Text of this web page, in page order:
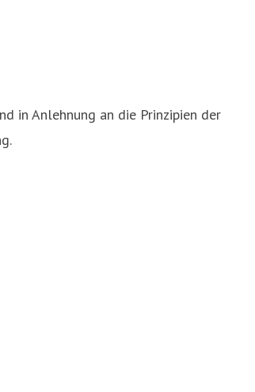
in Anlehnung an die Prinzipien der